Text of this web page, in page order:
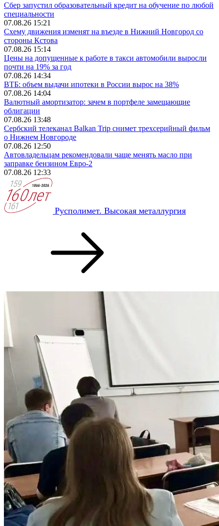
Сбер запустил образовательный кредит на обучение по любой
специальности
07.08.26 15:21
Схему движения изменят на въезде в Нижний Новгород со
стороны Кстова
07.08.26 15:14
Цены на допущенные к работе в такси автомобили выросли
почти на 19% за год
07.08.26 14:34
ВТБ: объем выдачи ипотеки в России вырос на 38%
07.08.26 14:04
Валютный амортизатор: зачем в портфеле замещающие
облигации
07.08.26 13:48
Сербский телеканал Balkan Trip снимет трехсерийный фильм
о Нижнем Новгороде
07.08.26 12:50
Автовладельцам рекомендовали чаще менять масло при
заправке бензином Евро‑2
07.08.26 12:33
Русполимет. Высокая металлургия